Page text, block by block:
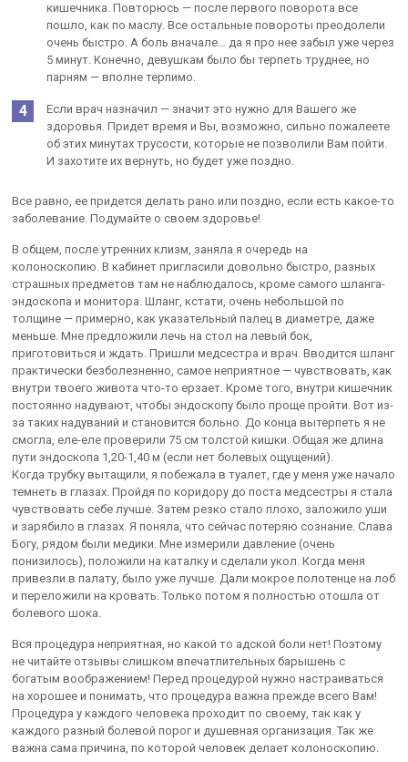
кишечника. Повторюсь — после первого поворота все
пошло, как по маслу. Все остальные повороты преодолели
очень быстро. А боль вначале… да я про нее забыл уже через
5 минут. Конечно, девушкам было бы терпеть труднее, но
парням — вполне терпимо.
Если врач назначил — значит это нужно для Вашего же
здоровья. Придет время и Вы, возможно, сильно пожалеете
об этих минутах трусости, которые не позволили Вам пойти.
И захотите их вернуть, но будет уже поздно.
Все равно, ее придется делать рано или поздно, если есть какое-то
заболевание. Подумайте о своем здоровье!
В общем, после утренних клизм, заняла я очередь на
колоноскопию. В кабинет пригласили довольно быстро, разных
страшных предметов там не наблюдалось, кроме самого шланга-
эндоскопа и монитора. Шланг, кстати, очень небольшой по
толщине — примерно, как указательный палец в диаметре, даже
меньше. Мне предложили лечь на стол на левый бок,
приготовиться и ждать. Пришли медсестра и врач. Вводится шланг
практически безболезненно, самое неприятное — чувствовать, как
внутри твоего живота что-то ерзает. Кроме того, внутри кишечник
постоянно надувают, чтобы эндоскопу было проще пройти. Вот из-
за таких надуваний и становится больно. До конца вытерпеть я не
смогла, еле-еле проверили 75 см толстой кишки. Общая же длина
пути эндоскопа 1,20-1,40 м (если нет болевых ощущений).
Когда трубку вытащили, я побежала в туалет, где у меня уже начало
темнеть в глазах. Пройдя по коридору до поста медсестры я стала
чувствовать себе лучше. Затем резко стало плохо, заложило уши
и зарябило в глазах. Я поняла, что сейчас потеряю сознание. Слава
Богу, рядом были медики. Мне измерили давление (очень
понизилось), положили на каталку и сделали укол. Когда меня
привезли в палату, было уже лучше. Дали мокрое полотенце на лоб
и переложили на кровать. Только потом я полностью отошла от
болевого шока.
Вся процедура неприятная, но какой то адской боли нет! Поэтому
не читайте отзывы слишком впечатлительных барышень с
богатым воображением! Перед процедурой нужно настраиваться
на хорошее и понимать, что процедура важна прежде всего Вам!
Процедура у каждого человека проходит по своему, так как у
каждого разный болевой порог и душевная организация. Так же
важна сама причина, по которой человек делает колоноскопию.